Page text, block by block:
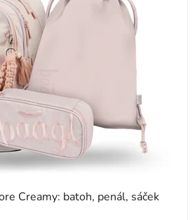
Creamy: batoh, penál, sáček